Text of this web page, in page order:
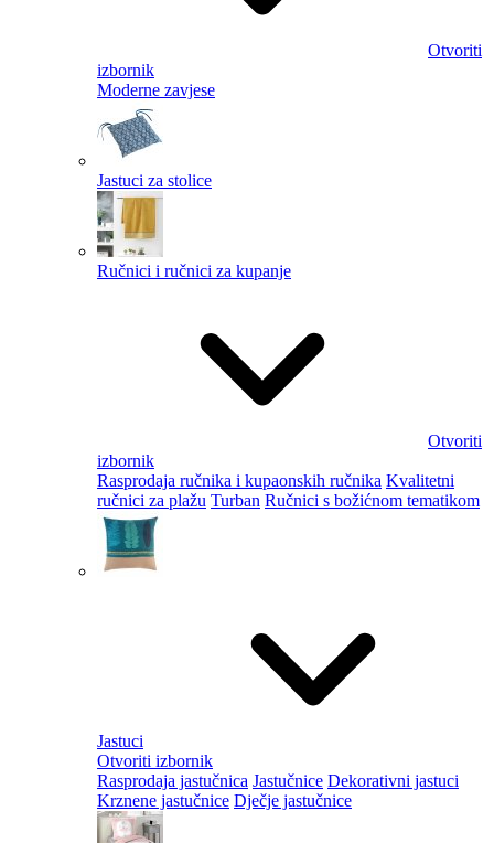
Otvoriti
izbornik
Moderne zavjese
Jastuci za stolice
Ručnici i ručnici za kupanje
Otvoriti
izbornik
Rasprodaja ručnika i kupaonskih ručnika Kvalitetni
ručnici za plažu Turban Ručnici s božićnom tematikom
Jastuci
Otvoriti izbornik
Rasprodaja jastučnica Jastučnice Dekorativni jastuci
Krznene jastučnice Dječje jastučnice